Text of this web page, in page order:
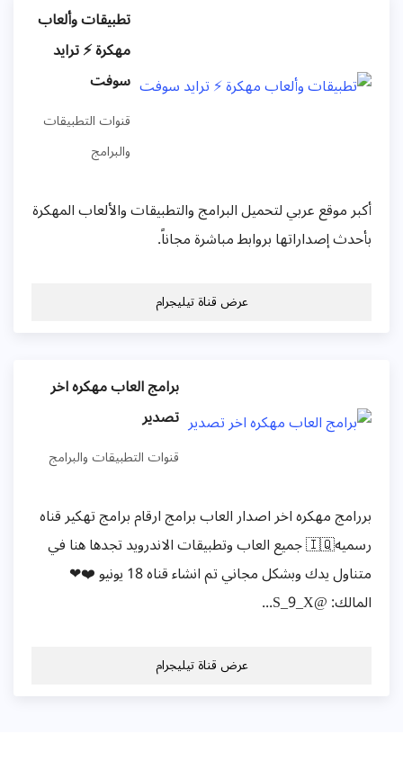
تطبيقات وألعاب
مهكرة ⚡️ ترايد
سوفت
قنوات التطبيقات
والبرامج
أكبر موقع عربي لتحميل البرامج والتطبيقات والألعاب المهكرة
بأحدث إصداراتها بروابط مباشرة مجاناً.
عرض قناة تيليجرام
برامج العاب مهكره اخر
تصدير
قنوات التطبيقات والبرامج
بررامج مهكره اخر اصدار العاب برامج ارقام برامج تهكير قناه
رسميه🇮🇶 جميع العاب وتطبيقات الاندرويد تجدها هنا في
متناول يدك وبشكل مجاني تم انشاء قناه 18 يونيو ❤️❤
المالك: @S_9_X...
عرض قناة تيليجرام